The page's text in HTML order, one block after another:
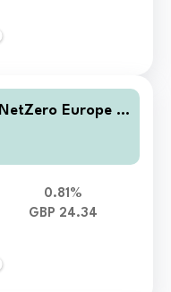
Europe E
(GBP) NA
0.81%
GBP 24.34